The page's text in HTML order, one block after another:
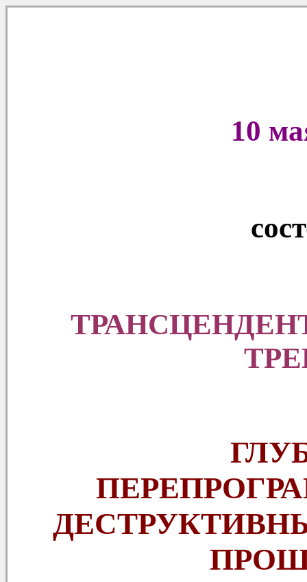
10